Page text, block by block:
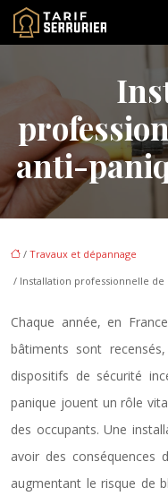
anti-
/ Travaux et dépannage
/ Installation professionnelle
Chaque année, en
bâtiments sont
dispositifs de sécurité
panique jouent un rôle
des occupants. Une
avoir des conséquences
augmentant le risque de